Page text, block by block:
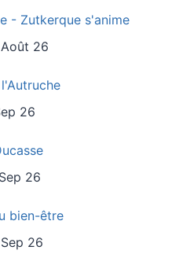
- Zutkerque s'anime
26
26
26
bien-être
26